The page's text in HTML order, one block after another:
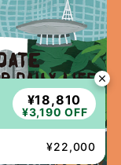
¥18,810
¥3,190 OFF
¥22,000